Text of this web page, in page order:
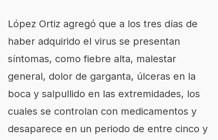
López Ortiz agregó que a los tres días de
haber adquirido el virus se presentan
síntomas, como fiebre alta, malestar
general, dolor de garganta, úlceras en la
boca y salpullido en las extremidades, los
cuales se controlan con medicamentos y
desaparece en un periodo de entre cinco y